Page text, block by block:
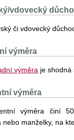
vdovecký
či vdovecký
výměra
výměra je
výměra
výměra činí
nebo manželky, na